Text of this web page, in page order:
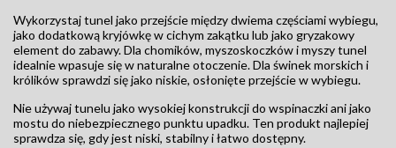
Wykorzystaj tunel jako przejście między dwiema częściami wybiegu,
jako dodatkową kryjówkę w cichym zakątku lub jako gryzakowy
element do zabawy. Dla chomików, myszoskoczków i myszy tunel
idealnie wpasuje się w naturalne otoczenie. Dla świnek morskich i
królików sprawdzi się jako niskie, osłonięte przejście w wybiegu.
Nie używaj tunelu jako wysokiej konstrukcji do wspinaczki ani jako
mostu do niebezpiecznego punktu upadku. Ten produkt najlepiej
sprawdza się, gdy jest niski, stabilny i łatwo dostępny.